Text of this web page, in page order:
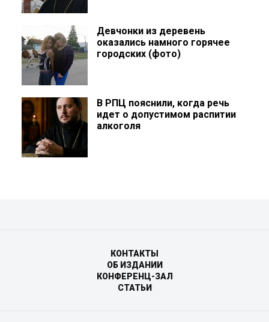
Девчонки из деревень
оказались намного горячее
городских (фото)
В РПЦ пояснили, когда речь
идет о допустимом распитии
алкоголя
КОНТАКТЫ
ОБ ИЗДАНИИ
КОНФЕРЕНЦ-ЗАЛ
СТАТЬИ